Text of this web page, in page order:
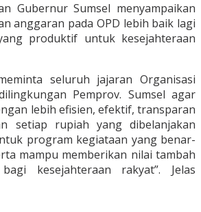
Gubernur Sumsel menyampaikan
anggaran pada OPD lebih baik lagi
produktif untuk kesejahteraan
seluruh jajaran Organisasi
Pemprov. Sumsel agar
lebih efisien, efektif, transparan
setiap rupiah yang dibelanjakan
program kegiataan yang benar-
mampu memberikan nilai tambah
kesejahteraan rakyat”. Jelas